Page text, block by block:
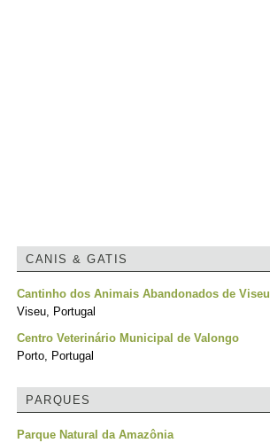
CANIS & GATIS
Cantinho dos Animais Abandonados de Viseu
Viseu, Portugal
Centro Veterinário Municipal de Valongo
Porto, Portugal
PARQUES
Parque Natural da Amazônia